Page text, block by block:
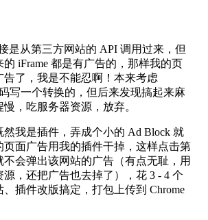
是从第三方网站的 API 调用过来，但
iFrame 都是有广告的，那样我的页
告了，我是不能忍啊！本来考虑
写一个转换的，但后来发现搞起来麻
，吃服务器资源，放弃。
我是插件，弄成个小的 Ad Block 就
页面广告用我的插件干掉，这样点击第
不会弹出该网站的广告（有点无耻，用
，还把广告也去掉了），花 3 - 4 个
插件改版搞定，打包上传到 Chrome